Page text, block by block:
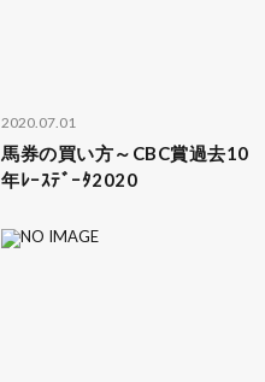
2020.07.01
馬券の買い方～CBC賞過去10
年ﾚｰｽﾃﾞｰﾀ2020